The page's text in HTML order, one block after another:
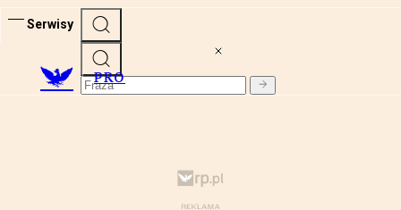
Serwisy
PRO